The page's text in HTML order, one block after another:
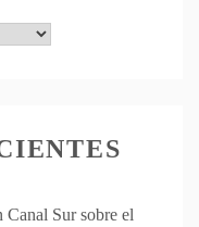
Sur sobre el